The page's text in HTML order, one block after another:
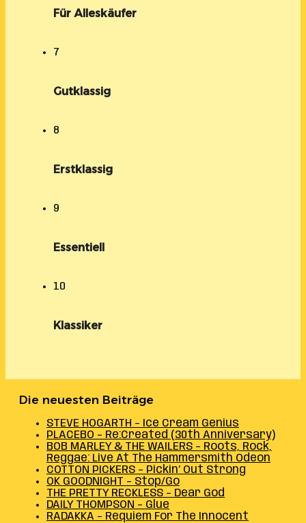
Für Alleskäufer
7
Gutklassig
8
Erstklassig
9
Essentiell
10
Klassiker
Die neuesten Beiträge
STEVE HOGARTH – Ice Cream Genius
PLACEBO – Re:Created (30th Anniversary)
BOB MARLEY & THE WAILERS – Roots, Rock,
Reggae: Live At The Hammersmith Odeon
COTTON PICKERS – Pickin’ Out Strong
OK GOODNIGHT – Stop/Go
THE PRETTY RECKLESS – Dear God
DAILY THOMPSON – Glue
RADAKKA – Requiem For The Innocent